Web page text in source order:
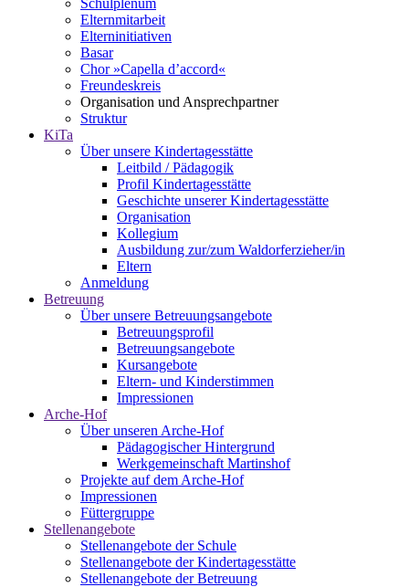
Schulplenum
Elternmitarbeit
Elterninitiativen
Basar
Chor »Capella d’accord«
Freundeskreis
Organisation und Ansprechpartner
Struktur
KiTa
Über unsere Kindertagesstätte
Leitbild / Pädagogik
Profil Kindertagesstätte
Geschichte unserer Kindertagesstätte
Organisation
Kollegium
Ausbildung zur/zum Waldorferzieher/in
Eltern
Anmeldung
Betreuung
Über unsere Betreuungsangebote
Betreuungsprofil
Betreuungsangebote
Kursangebote
Eltern- und Kinderstimmen
Impressionen
Arche-Hof
Über unseren Arche-Hof
Pädagogischer Hintergrund
Werkgemeinschaft Martinshof
Projekte auf dem Arche-Hof
Impressionen
Füttergruppe
Stellenangebote
Stellenangebote der Schule
Stellenangebote der Kindertagesstätte
Stellenangebote der Betreuung